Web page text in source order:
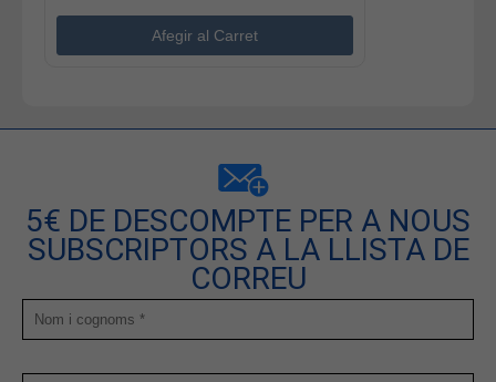
5€ DE DESCOMPTE PER A NOUS
SUBSCRIPTORS A LA LLISTA DE
CORREU